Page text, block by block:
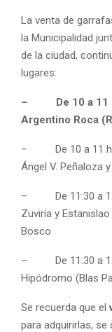
La venta de
la Municipalidad
de la ciudad,
lugares:
– De 10 a 11
Argentino Roca
– De 10 a 11
Ángel V. Peñaloza
– De 11:30 a 12
Zuviría y
Bosco
– De 11:30 a
Hipódromo (Blas
Se recuerda que el
para adquirirlas, se